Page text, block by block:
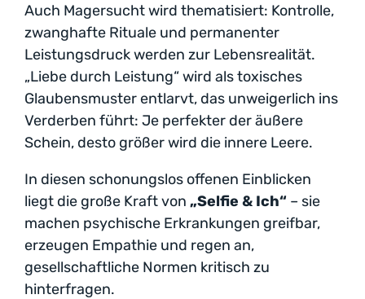
Auch Magersucht wird thematisiert: Kontrolle,
zwanghafte Rituale und permanenter
Leistungsdruck werden zur Lebensrealität.
„Liebe durch Leistung“ wird als toxisches
Glaubensmuster entlarvt, das unweigerlich ins
Verderben führt: Je perfekter der äußere
Schein, desto größer wird die innere Leere.
In diesen schonungslos offenen Einblicken
liegt die große Kraft von „Selfie & Ich“ – sie
machen psychische Erkrankungen greifbar,
erzeugen Empathie und regen an,
gesellschaftliche Normen kritisch zu
hinterfragen.